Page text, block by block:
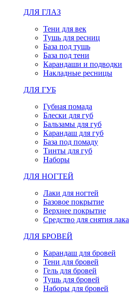
ДЛЯ ГЛАЗ
Тени для век
Тушь для ресниц
База под тушь
База под тени
Карандаши и подводки
Накладные ресницы
ДЛЯ ГУБ
Губная помада
Блески для губ
Бальзамы для губ
Карандаш для губ
База под помаду
Тинты для губ
Наборы
ДЛЯ НОГТЕЙ
Лаки для ногтей
Базовое покрытие
Верхнее покрытие
Средство для снятия лака
ДЛЯ БРОВЕЙ
Карандаш для бровей
Тени для бровей
Гель для бровей
Тушь для бровей
Наборы для бровей